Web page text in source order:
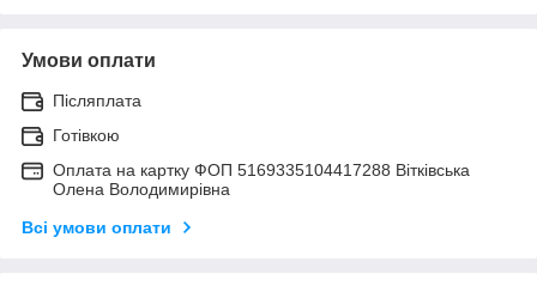
Умови оплати
Післяплата
Готівкою
Оплата на картку ФОП 5169335104417288 Вітківська
Олена Володимирівна
Всі умови оплати